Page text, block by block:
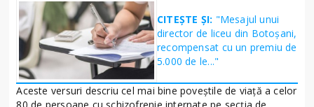
CITEȘTE ȘI: "Mesajul unui
director de liceu din Botoșani,
recompensat cu un premiu de
5.000 de le..."
Aceste versuri descriu cel mai bine poveștile de viață a celor